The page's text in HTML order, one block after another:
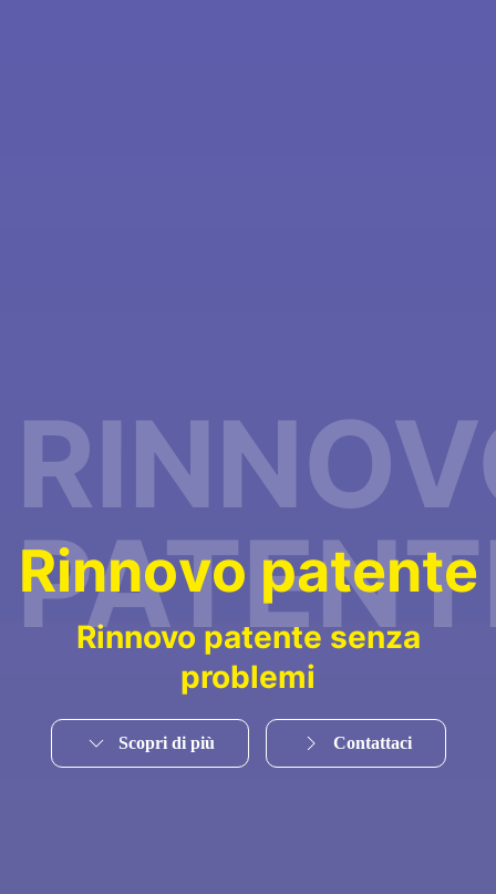
Rinnovo patente
Rinnovo patente senza
problemi
Scopri di più Contattaci